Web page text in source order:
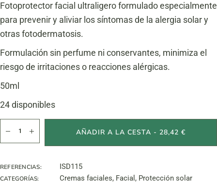
Fotoprotector facial ultraligero formulado especialmente
para prevenir y aliviar los síntomas de la alergia solar y
otras fotodermatosis.
Formulación sin perfume ni conservantes, minimiza el
riesgo de irritaciones o reacciones alérgicas.
50ml
24 disponibles
AÑADIR A LA CESTA - 28,42 €
REFERENCIAS: ISD115
CATEGORÍAS: Cremas faciales, Facial , Protección solar